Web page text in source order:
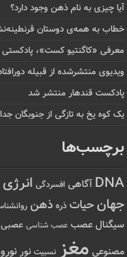
آیا چیزی به نام ذهن وجود دارد؟
خطاب به همه‌ی دوستان
معرفی «کاگنتیو کست»،
ویدیوی منتشرشده از قبیله
پادکست قندهار منتشر شد
یک کوه یخ به تازگی از جنوبگان
برچسب‌ها
DNA آگاهی افسردگی انرژی
جهانحیات ذره ذهن
سیگنال عصب عصب شناسی عصبی
مصنوعی مغز نسبیت نور